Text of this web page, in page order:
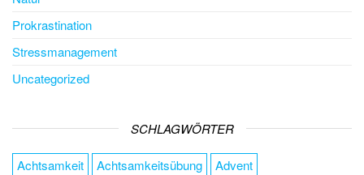
Prokrastination
Stressmanagement
Uncategorized
SCHLAGWÖRTER
Achtsamkeit Achtsamkeitsübung
Advent